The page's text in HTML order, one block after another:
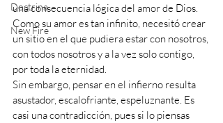
Doctrina
New Fire
una consecuencia lógica del amor de Dios.
Como su amor es tan infinito, necesitó crear
un sitio en el que pudiera estar con nosotros,
con todos nosotros y a la vez solo contigo,
por toda la eternidad.
Sin embargo, pensar en el infierno resulta
asustador, escalofriante, espeluznante. Es
casi una contradicción, pues si lo piensas